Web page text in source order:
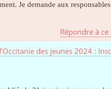
Je demande aux
Répondre à ce
des jeunes 2024 :